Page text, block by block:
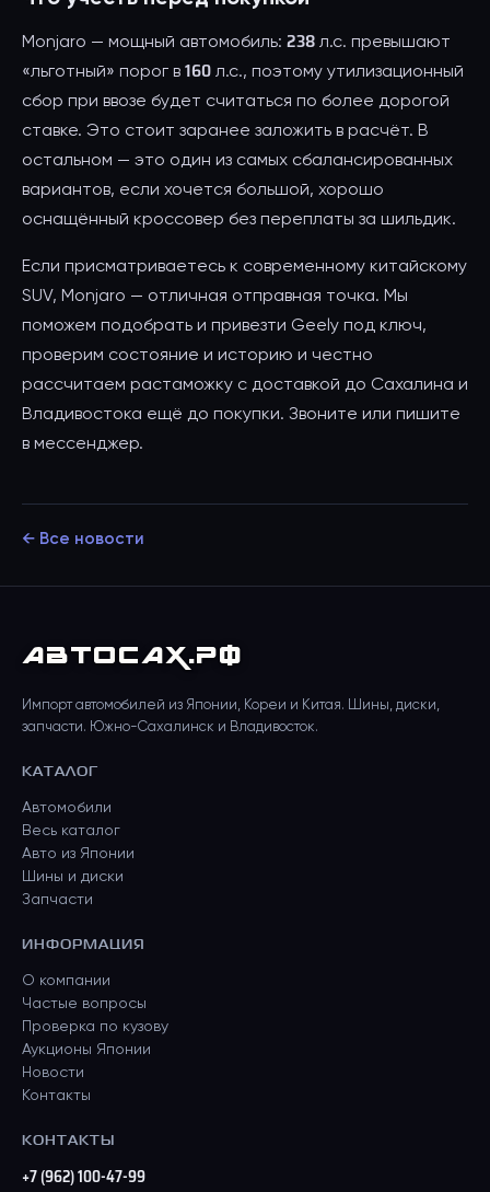
Monjaro — мощный автомобиль: 238 л.с. превышают
«льготный» порог в 160 л.с., поэтому утилизационный
сбор при ввозе будет считаться по более дорогой
ставке. Это стоит заранее заложить в расчёт. В
остальном — это один из самых сбалансированных
вариантов, если хочется большой, хорошо
оснащённый кроссовер без переплаты за шильдик.
Если присматриваетесь к современному китайскому
SUV, Monjaro — отличная отправная точка. Мы
поможем подобрать и привезти Geely под ключ,
проверим состояние и историю и честно
рассчитаем растаможку с доставкой до Сахалина и
Владивостока ещё до покупки. Звоните или пишите
в мессенджер.
← Все новости
АВТОСАХ.РФ
Импорт автомобилей из Японии, Кореи и Китая. Шины, диски,
запчасти. Южно-Сахалинск и Владивосток.
КАТАЛОГ
Автомобили
Весь каталог
Авто из Японии
Шины и диски
Запчасти
ИНФОРМАЦИЯ
О компании
Частые вопросы
Проверка по кузову
Аукционы Японии
Новости
Контакты
КОНТАКТЫ
+7 (962) 100-47-99